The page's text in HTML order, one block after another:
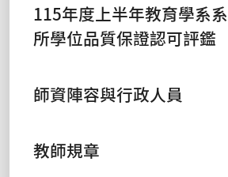
115年度上半年教育學系系
所學位品質保證認可評鑑
師資陣容與行政人員
教師規章